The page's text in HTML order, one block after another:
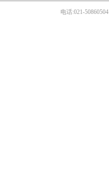
电话:021-50860504